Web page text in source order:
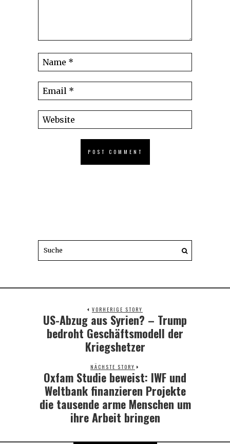
VORHERIGE STORY
Previous
post:
US-Abzug aus Syrien? – Trump
bedroht Geschäftsmodell der
Kriegshetzer
NÄCHSTE STORY
Next
post:
Oxfam Studie beweist: IWF und
Weltbank finanzieren Projekte
die tausende arme Menschen um
ihre Arbeit bringen